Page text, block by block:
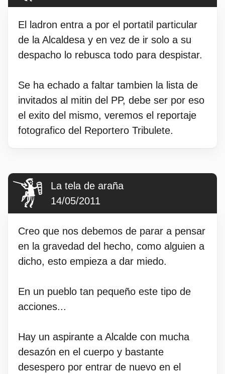
El ladron entra a por el portatil particular
de la Alcaldesa y en vez de ir solo a su
despacho lo rebusca todo para despistar.
Se ha echado a faltar tambien la lista de
invitados al mitin del PP, debe ser por eso
el exito del mismo, veremos el reportaje
fotografico del Reportero Tribulete.
La tela de araña
14/05/2011
Creo que nos debemos de parar a pensar
en la gravedad del hecho, como alguien a
dicho, esto empieza a dar miedo.
En un pueblo tan pequeño este tipo de
acciones...
Hay un aspirante a Alcalde con mucha
desazón en el cuerpo y bastante
desespero por entrar de nuevo en el